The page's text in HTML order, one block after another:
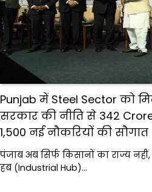
Punjab में Steel Sector को
सरकार की नीति से ₹342
1,500 नई नौकरियों की सौगात
पंजाब अब सिर्फ किसानों का राज्य
हब (Industrial Hub)…